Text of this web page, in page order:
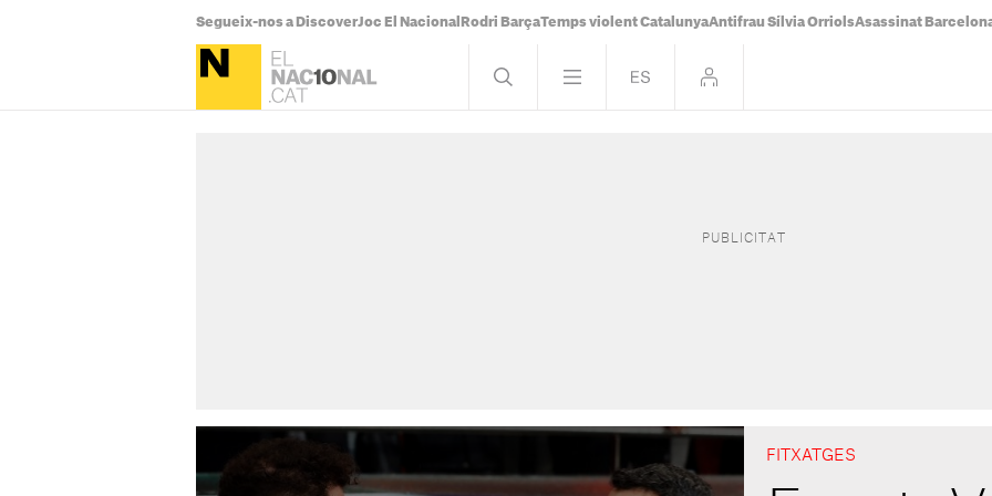
Segueix-nos a DiscoverJoc El Nacional Rodri BarçaTemps violent CatalunyaAntifrau Sílvia OrriolsAsassinat
FITXATGES